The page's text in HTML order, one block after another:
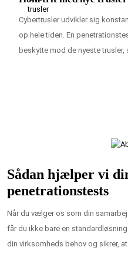
Cybertrusler udvikler sig
op hele tiden. En
beskytte mod de nyeste
Sådan hjælper vi
penetrationstests
Når du vælger os som din
får du ikke bare en
din virksomheds behov og sikrer,